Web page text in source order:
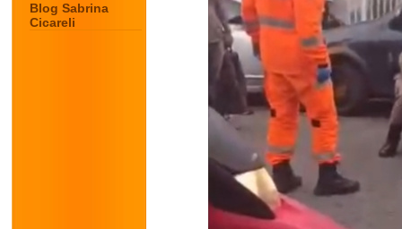
Blog Sabrina
Cicareli